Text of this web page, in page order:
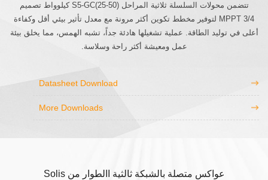
تتضمن محولات السلسلة ثلاثية المراحل S5-GC(25-50) كيلوواط تصميم
MPPT 3/4 لتوفير مخطط تكوين أكثر مرونة مع معدل تأثير بيئي أقل وكفاءة
أعلى في توليد الطاقة. عملية تشغيلها هادئة جداً، تشبه الهمس، مما يخلق بيئة
عمل ومعيشة أكثر راحة وسلاسة.
Datasheet Download
More Downloads
عواكس متصلة بالشبكة ثالثية االطوار من Solis